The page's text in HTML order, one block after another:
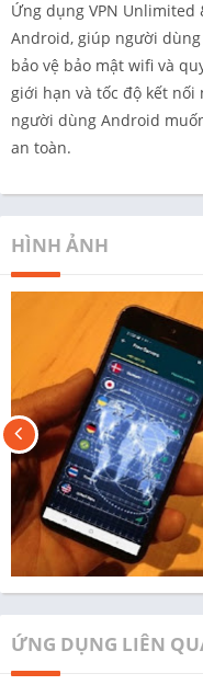
Ứng dụng VPN Unlimited
Android, giúp người
bảo vệ bảo mật wifi và
giới hạn và tốc độ kết
người dùng Android
an toàn.
HÌNH ẢNH
ỨNG DỤNG LIÊN